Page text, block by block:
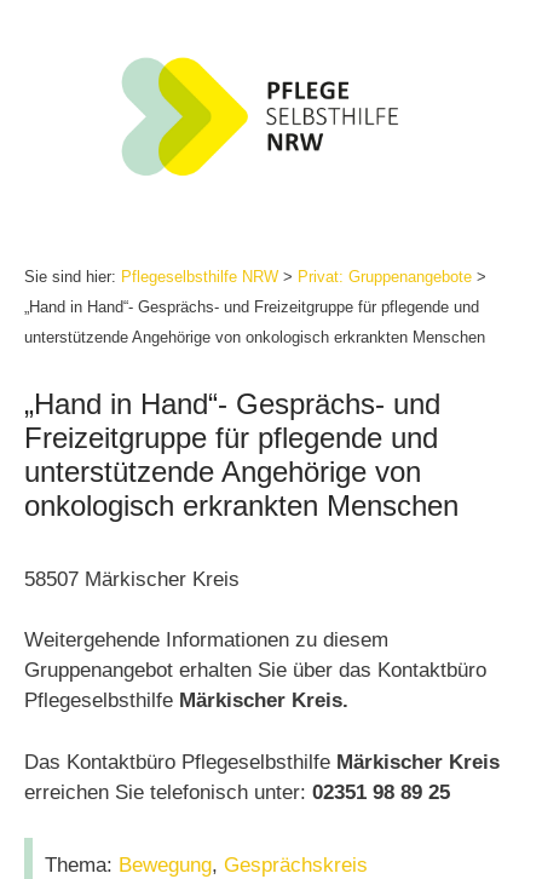
Sie sind hier: Pflegeselbsthilfe NRW > Privat: Gruppenangebote >
„Hand in Hand“- Gesprächs- und Freizeitgruppe für pflegende und
unterstützende Angehörige von onkologisch erkrankten Menschen
„Hand in Hand“- Gesprächs- und
Freizeitgruppe für pflegende und
unterstützende Angehörige von
onkologisch erkrankten Menschen
58507 Märkischer Kreis
Weitergehende Informationen zu diesem
Gruppenangebot erhalten Sie über das Kontaktbüro
Pflegeselbsthilfe Märkischer Kreis.
Das Kontaktbüro Pflegeselbsthilfe Märkischer Kreis
erreichen Sie telefonisch unter: 02351 98 89 25
Thema: Bewegung, Gesprächskreis